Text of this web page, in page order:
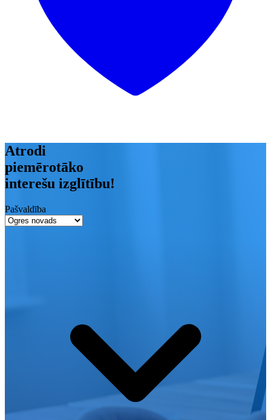
Atrodi
piemērotāko
interešu izglītību!
Pašvaldība